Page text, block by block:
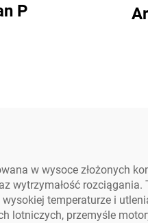
P
w wysoce złożonych
wytrzymałość
temperaturze i
lotniczych, przemyśle